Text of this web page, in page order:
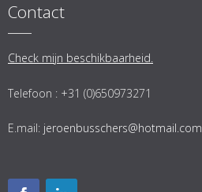
Contact
Check mijn beschikbaarheid.
Telefoon : +31 (0)650973271
E.mail: jeroenbusschers@hotmail.com